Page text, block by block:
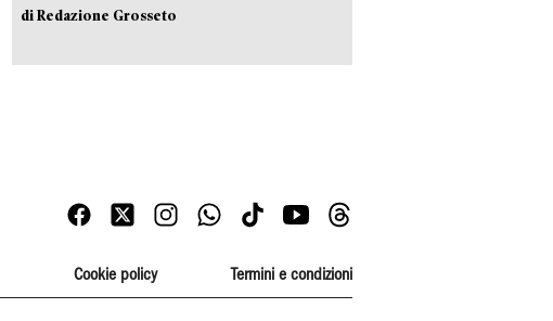
di Redazione Grosseto
Cookie policy Termini e condizioni